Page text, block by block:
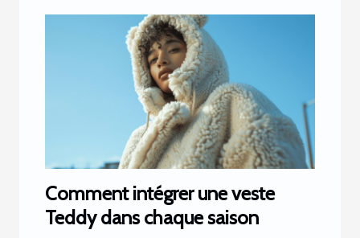
Comment intégrer une veste
Teddy dans chaque saison